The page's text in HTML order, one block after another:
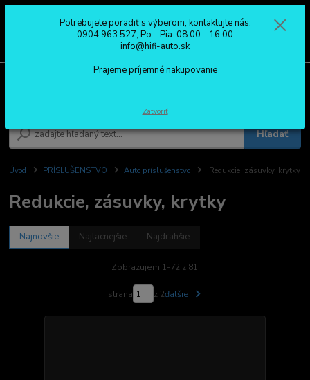
Hľadať
0904 963 527
Po - Pia: 08:00 - 16:00
Úvod PRÍSLUŠENSTVO Auto príslušenstvo Redukcie, zásuvky, krytky
Redukcie, zásuvky, krytky
Najnovšie Najlacnejšie Najdrahšie
Zobrazujem 1-72 z 81
strana z 2ďalšie
Potrebujete poradiť s výberom, kontaktujte nás:
0904 963 527, Po - Pia: 08:00 - 16:00
info@hifi-auto.sk
Prajeme príjemné nakupovanie
Zatvoriť